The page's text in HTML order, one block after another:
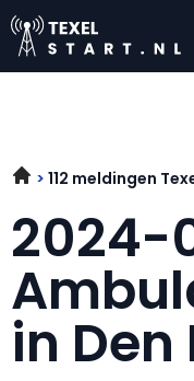
112 meldingen
2024-
in Den